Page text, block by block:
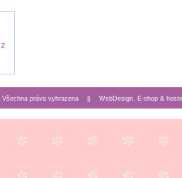
Všechna práva vyhrazena || WebDesign, E-shop &